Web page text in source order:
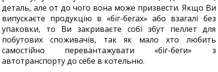
деталь, але от до чого вона може призвести. Якщо Ви
випускаєте продукцію в «біг-бегах» або взагалі без
упаковки, то Ви закриваєте собі збут пеллет для
побутових споживачів, так як мало хто любить
самостійно перевантажувати «біг-беги» з
автотранспорту до себе в котельню.